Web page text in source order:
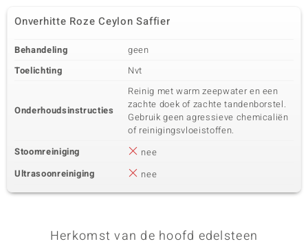
Onverhitte Roze Ceylon Saffier
Behandeling
geen
Toelichting
Nvt
Onderhoudsinstructies
Reinig met warm zeepwater en een
zachte doek of zachte tandenborstel.
Gebruik geen agressieve chemicaliën
of reinigingsvloeistoffen.
Stoomreiniging
nee
Ultrasoonreiniging
nee
Herkomst van de hoofd edelsteen